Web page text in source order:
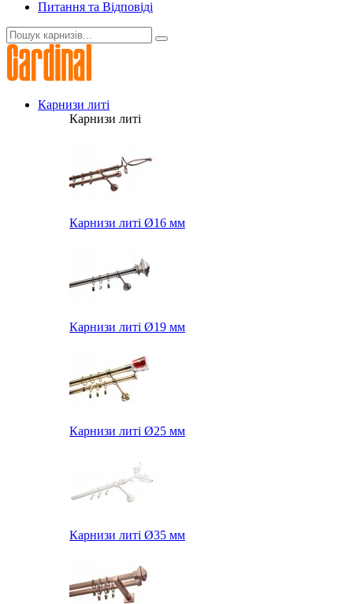
Питання та Відповіді
Карнизи литі
Карнизи литі
Карнизи литі Ø16 мм
Карнизи литі Ø19 мм
Карнизи литі Ø25 мм
Карнизи литі Ø35 мм